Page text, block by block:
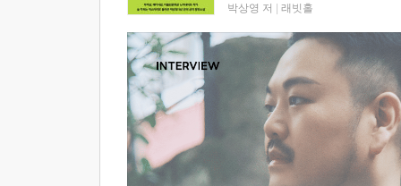
박상영 저 래빗홀